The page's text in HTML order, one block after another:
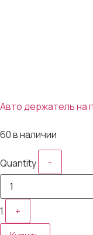
Авто держатель на
60 в наличии
Quantity -
1
+